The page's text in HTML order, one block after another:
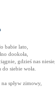
babie lato,
dookoła,
gdzieś nas niesie,
siebie woła.
spływ zimowy,